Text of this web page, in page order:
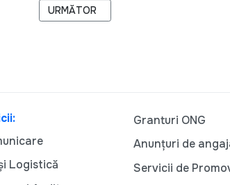
ARTICOLUL URMĂTOR:
URMĂTOR
Logistică
Granturi ONG
Anunțuri de
Servicii de